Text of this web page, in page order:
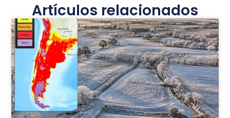
Artículos relacionados